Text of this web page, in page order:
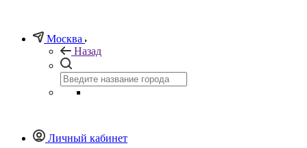
Москва
Назад
Личный кабинет